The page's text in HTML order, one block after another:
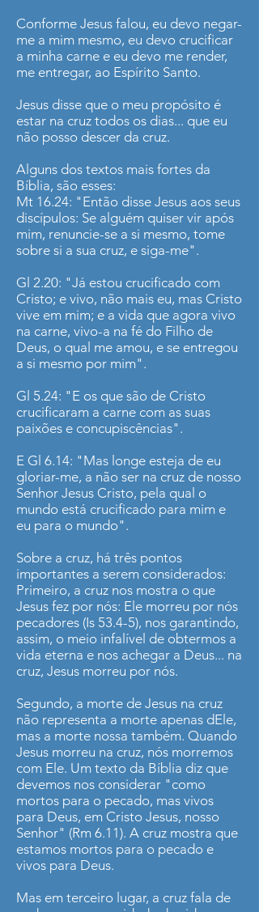
Conforme Jesus falou, eu devo negar-
me a mim mesmo, eu devo crucificar
a minha carne e eu devo me render,
me entregar, ao Espírito Santo.
Jesus disse que o meu propósito é
estar na cruz todos os dias... que eu
não posso descer da cruz.
Alguns dos textos mais fortes da
Bíblia, são esses:
Mt 16.24: "Então disse Jesus aos seus
discípulos: Se alguém quiser vir após
mim, renuncie-se a si mesmo, tome
sobre si a sua cruz, e siga-me".
Gl 2.20: "Já estou crucificado com
Cristo; e vivo, não mais eu, mas Cristo
vive em mim; e a vida que agora vivo
na carne, vivo-a na fé do Filho de
Deus, o qual me amou, e se entregou
a si mesmo por mim".
Gl 5.24: "E os que são de Cristo
crucificaram a carne com as suas
paixões e concupiscências".
E Gl 6.14: "Mas longe esteja de eu
gloriar-me, a não ser na cruz de nosso
Senhor Jesus Cristo, pela qual o
mundo está crucificado para mim e
eu para o mundo".
Sobre a cruz, há três pontos
importantes a serem considerados:
Primeiro, a cruz nos mostra o que
Jesus fez por nós: Ele morreu por nós
pecadores (Is 53.4-5), nos garantindo,
assim, o meio infalível de obtermos a
vida eterna e nos achegar a Deus... na
cruz, Jesus morreu por nós.
Segundo, a morte de Jesus na cruz
não representa a morte apenas dEle,
mas a morte nossa também. Quando
Jesus morreu na cruz, nós morremos
com Ele. Um texto da Bíblia diz que
devemos nos considerar "como
mortos para o pecado, mas vivos
para Deus, em Cristo Jesus, nosso
Senhor" (Rm 6.11). A cruz mostra que
estamos mortos para o pecado e
vivos para Deus.
Mas em terceiro lugar, a cruz fala de